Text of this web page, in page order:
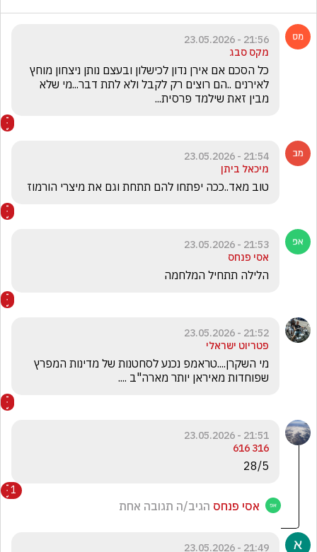
21:56 - 23.05.2026
מקס סבג
מבין זאת שילמד פרסית...
21:54 - 23.05.2026
מיכאל ביתן
טוב מאד..ככה יפתחו להם תתחת וגם את מיצרי הורמוז
21:53 - 23.05.2026
אסי פנחס
הלילה תתחיל המלחמה
21:52 - 23.05.2026
פטריוט ישראלי
שפוחדות מאיראן יותר מארה"ב ....
21:51 - 23.05.2026
316 616
28/5
1
אסי פנחס הגיב/ה תגובה אחת
21:49 - 23.05.2026